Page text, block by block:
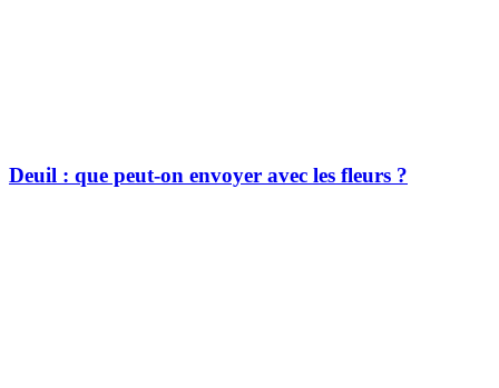
Deuil : que peut-on envoyer avec les fleurs ?